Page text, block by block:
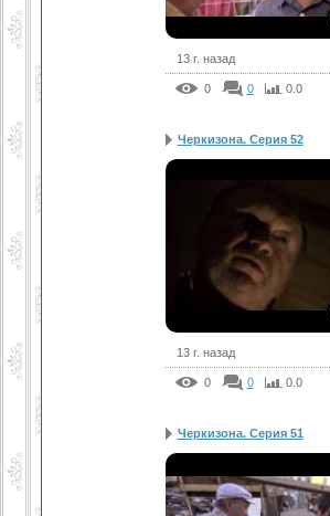
13 г. назад
0 0 0.0
Черкизона. Серия 52
13 г. назад
0 0 0.0
Черкизона. Серия 51